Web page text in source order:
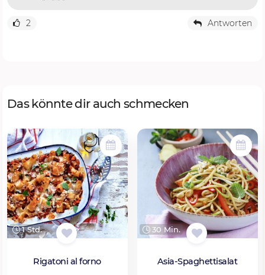
2 Antworten
Das könnte dir auch schmecken
1 Std.
Rigatoni al forno
30 Min.
Asia-Spaghettisalat